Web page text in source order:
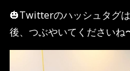
🎃Twitterのハッシュタグ
後、つぶやいてくださいね